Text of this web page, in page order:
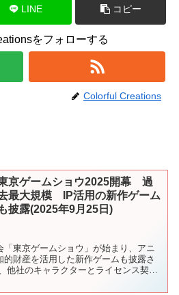
LINE コピー
をフォローする
Colorful Creations
京ゲームショウ2025開幕 過
最大規模 IP活用の新作ゲーム
も披露(2025年9月25日)
東京ゲームショウ」が始まり、アニ
財産を活用した新作ゲームも披露さ
社のキャラクターとライセンス契約